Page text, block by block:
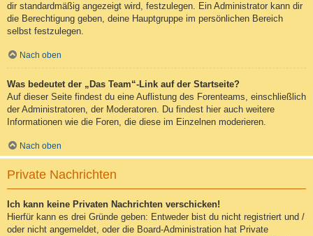
dir standardmäßig angezeigt wird, festzulegen. Ein Administrator kann dir
die Berechtigung geben, deine Hauptgruppe im persönlichen Bereich
selbst festzulegen.
Nach oben
Was bedeutet der „Das Team“-Link auf der Startseite?
Auf dieser Seite findest du eine Auflistung des Forenteams, einschließlich
der Administratoren, der Moderatoren. Du findest hier auch weitere
Informationen wie die Foren, die diese im Einzelnen moderieren.
Nach oben
Private Nachrichten
Ich kann keine Privaten Nachrichten verschicken!
Hierfür kann es drei Gründe geben: Entweder bist du nicht registriert und /
oder nicht angemeldet, oder die Board-Administration hat Private